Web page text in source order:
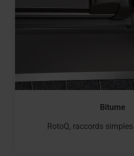
Bitume
RotoQ, raccords